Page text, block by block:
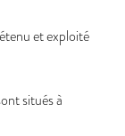
et exploité
situés à